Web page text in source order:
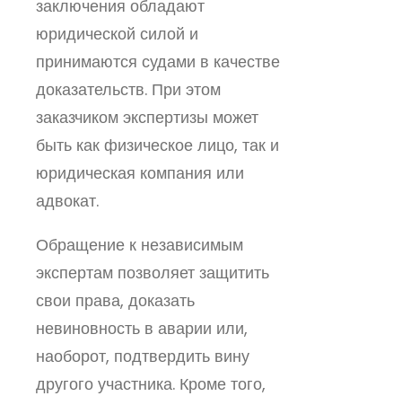
заключения обладают
юридической силой и
принимаются судами в качестве
доказательств. При этом
заказчиком экспертизы может
быть как физическое лицо, так и
юридическая компания или
адвокат.
Обращение к независимым
экспертам позволяет защитить
свои права, доказать
невиновность в аварии или,
наоборот, подтвердить вину
другого участника. Кроме того,